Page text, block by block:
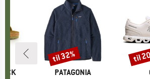
MÆRKE
PATAGONIA
Rabat
til 32% Rabat
til